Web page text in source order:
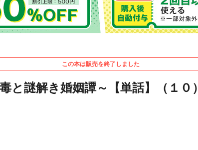
この本は販売を終了しました
と謎解き婚姻譚～【単話】（１０）